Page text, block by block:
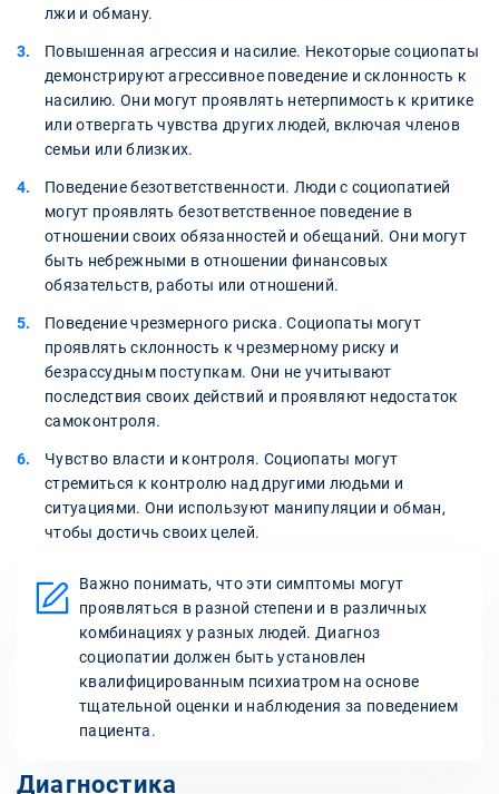
лжи и обману.
Повышенная агрессия и насилие. Некоторые социопаты
демонстрируют агрессивное поведение и склонность к
насилию. Они могут проявлять нетерпимость к критике
или отвергать чувства других людей, включая членов
семьи или близких.
Поведение безответственности. Люди с социопатией
могут проявлять безответственное поведение в
отношении своих обязанностей и обещаний. Они могут
быть небрежными в отношении финансовых
обязательств, работы или отношений.
Поведение чрезмерного риска. Социопаты могут
проявлять склонность к чрезмерному риску и
безрассудным поступкам. Они не учитывают
последствия своих действий и проявляют недостаток
самоконтроля.
Чувство власти и контроля. Социопаты могут
стремиться к контролю над другими людьми и
ситуациями. Они используют манипуляции и обман,
чтобы достичь своих целей.
Важно понимать, что эти симптомы могут
проявляться в разной степени и в различных
комбинациях у разных людей. Диагноз
социопатии должен быть установлен
квалифицированным психиатром на основе
тщательной оценки и наблюдения за поведением
пациента.
Диагностика